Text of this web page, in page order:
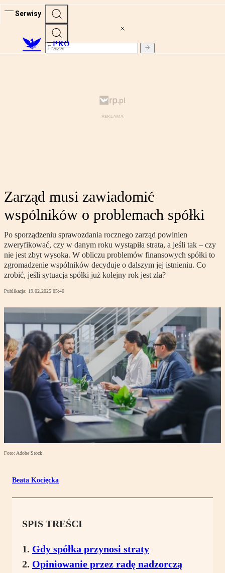
Serwisy
PRO
Zarząd musi zawiadomić
wspólników o problemach spółki
Po sporządzeniu sprawozdania rocznego zarząd powinien
zweryfikować, czy w danym roku wystąpiła strata, a jeśli tak – czy
nie jest zbyt wysoka. W obliczu problemów finansowych spółki to
zgromadzenie wspólników decyduje o dalszym jej istnieniu. Co
zrobić, jeśli sytuacja spółki już kolejny rok jest zła?
Publikacja: 19.02.2025 05:40
Foto: Adobe Stock
Beata Kocięcka
SPIS TREŚCI
Gdy spółka przynosi straty
Opiniowanie przez radę nadzorczą